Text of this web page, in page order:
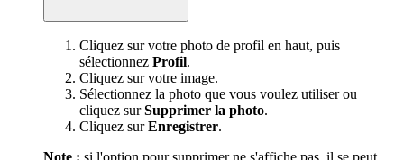
Cliquez sur votre photo de profil en haut, puis
sélectionnez Profil.
Cliquez sur votre image.
Sélectionnez la photo que vous voulez utiliser ou
cliquez surSupprimer la photo.
Cliquez surEnregistrer.